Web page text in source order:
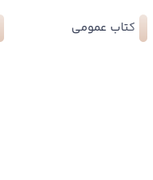
کتاب عمومی